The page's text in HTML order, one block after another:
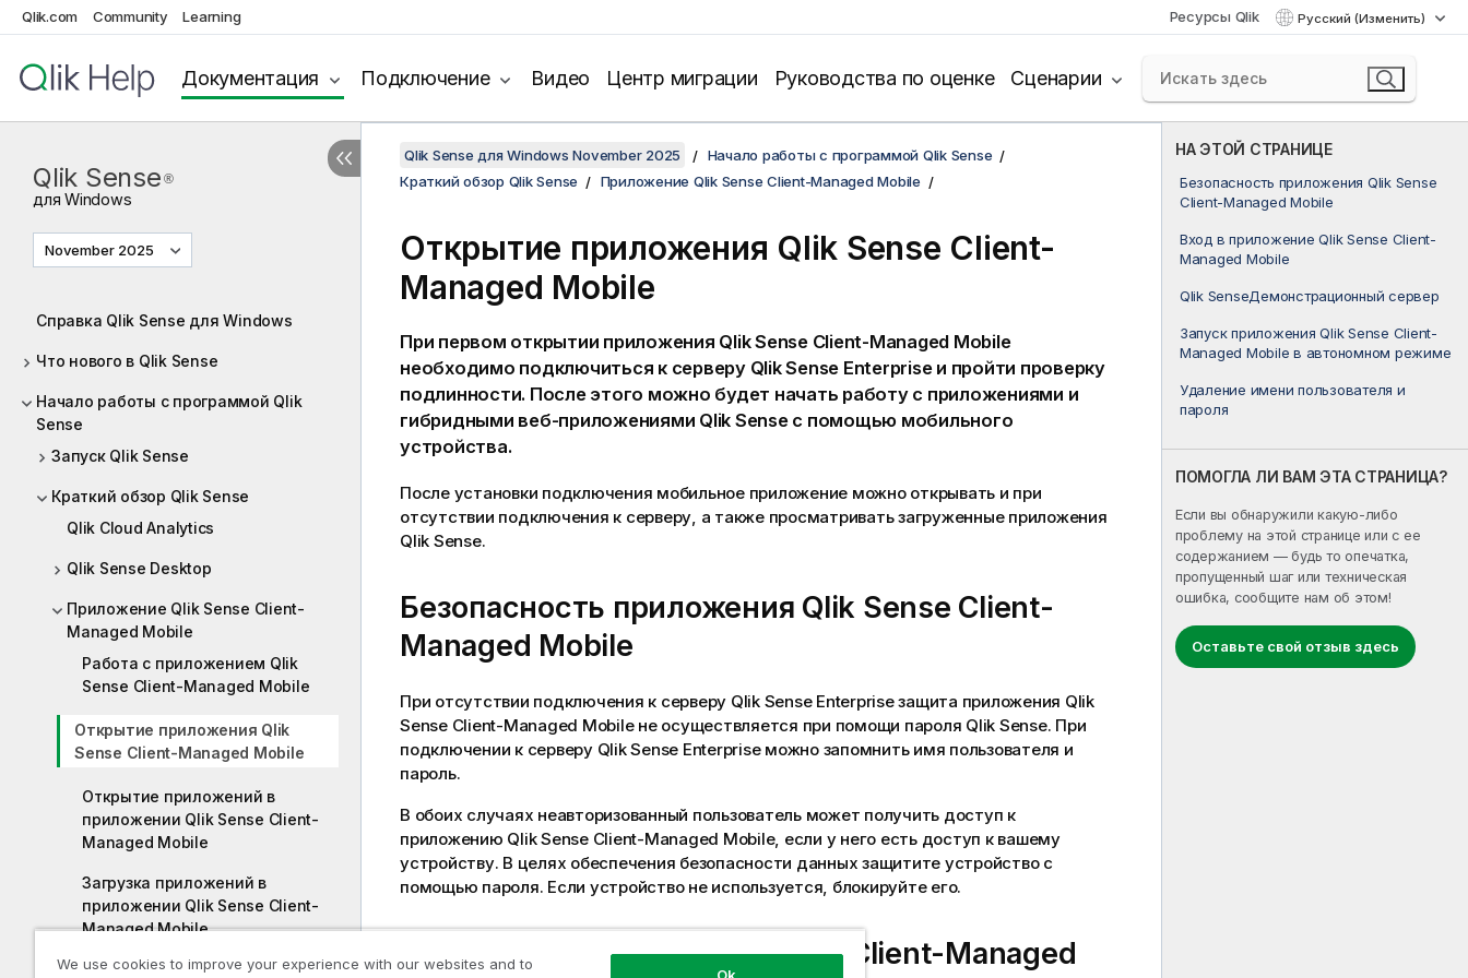
Qlik.com Community Learning Ресурсы Qlik Русский (Изменить)
Документация Подключение Видео Центр миграции Руководства по оценке Сценарии
Qlik Sense ®
для Windows
November 2025
Справка Qlik Sense для Windows
Что нового в Qlik Sense
Начало работы с программой Qlik
Sense
Запуск Qlik Sense
Краткий обзор Qlik Sense
Qlik Cloud Analytics
Qlik Sense Desktop
Приложение Qlik Sense Client-
Managed Mobile
Работа с приложением Qlik
Sense Client-Managed Mobile
Открытие приложения Qlik
Sense Client-Managed Mobile
Открытие приложений в
приложении Qlik Sense Client-
Managed Mobile
Загрузка приложений в
приложении Qlik Sense Client-
Managed Mobile
Открытие гибридных веб-
НА ЭТОЙ СТРАНИЦЕ
Безопасность приложения Qlik Sense
Client-Managed Mobile
Вход в приложение Qlik Sense Client-
Managed Mobile
Qlik SenseДемонстрационный сервер
Запуск приложения Qlik Sense Client-
Managed Mobile в автономном режиме
Удаление имени пользователя и
пароля
ПОМОГЛА ЛИ ВАМ ЭТА СТРАНИЦА?
Если вы обнаружили какую-либо
проблему на этой странице или с ее
содержанием — будь то опечатка,
пропущенный шаг или техническая
ошибка, сообщите нам об этом!
Оставьте свой отзыв здесь
Qlik Sense для Windows November 2025
Начало работы с программой Qlik Sense
Краткий обзор Qlik Sense
Приложение Qlik Sense Client-Managed Mobile
Открытие приложения Qlik Sense Client-
Managed Mobile
При первом открытии приложения Qlik Sense Client-Managed Mobile
необходимо подключиться к серверу Qlik Sense Enterpriseи пройти проверку
подлинности. После этого можно будет начать работу с приложениями и
гибридными веб-приложениями Qlik Senseс помощью мобильного
устройства.
После установки подключения мобильное приложение можно открывать и при
отсутствии подключения к серверу, а также просматривать загруженные приложения
Qlik Sense.
Безопасность приложения Qlik Sense Client-
Managed Mobile
При отсутствии подключения к серверу Qlik Sense Enterpriseзащита приложения Qlik
Sense Client-Managed Mobileне осуществляется при помощи пароля Qlik Sense. При
подключении к серверу Qlik Sense Enterpriseможно запомнить имя пользователя и
пароль.
В обоих случаях неавторизованный пользователь может получить доступ к
приложению Qlik Sense Client-Managed Mobile, если у него есть доступ к вашему
устройству. В целях обеспечения безопасности данных защитите устройство с
помощью пароля. Если устройство не используется, блокируйте его.
Вход в приложениеQlik Sense Client-Managed
We use cookies to improve your experience with our websites and to